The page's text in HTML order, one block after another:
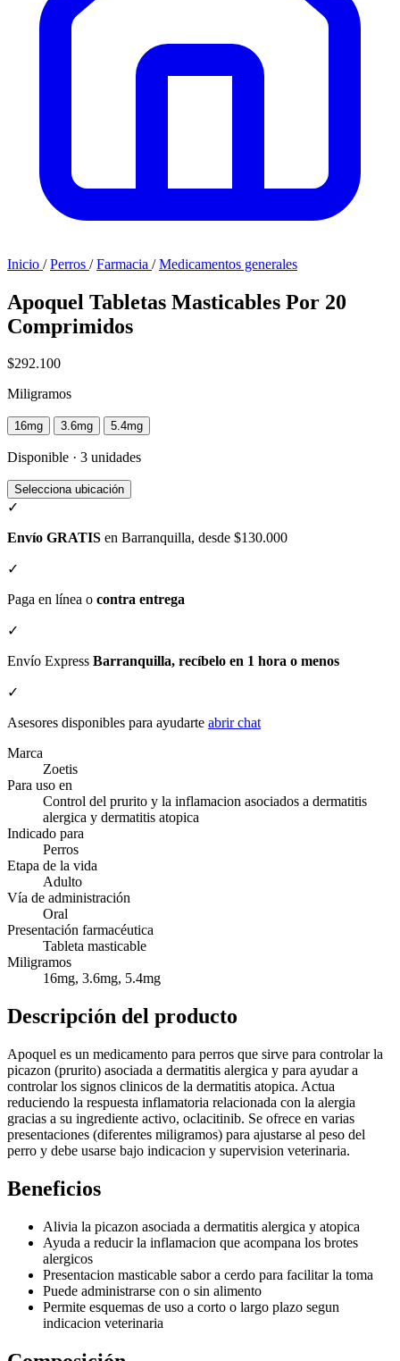
Inicio / Perros / Farmacia / Medicamentos generales
Apoquel Tabletas Masticables Por 20
Comprimidos
$292.100
Miligramos
16mg 3.6mg 5.4mg
Disponible · 3 unidades
Selecciona ubicación
✓
Envío GRATIS en Barranquilla, desde $130.000
✓
Paga en línea o contra entrega
✓
Envío Express Barranquilla, recíbelo en 1 hora o menos
✓
Asesores disponibles para ayudarte abrir chat
Marca
Zoetis
Para uso en
Control del prurito y la inflamacion asociados a dermatitis
alergica y dermatitis atopica
Indicado para
Perros
Etapa de la vida
Adulto
Vía de administración
Oral
Presentación farmacéutica
Tableta masticable
Miligramos
16mg, 3.6mg, 5.4mg
Descripción del producto
Apoquel es un medicamento para perros que sirve para controlar la
picazon (prurito) asociada a dermatitis alergica y para ayudar a
controlar los signos clinicos de la dermatitis atopica. Actua
reduciendo la respuesta inflamatoria relacionada con la alergia
gracias a su ingrediente activo, oclacitinib. Se ofrece en varias
presentaciones (diferentes miligramos) para ajustarse al peso del
perro y debe usarse bajo indicacion y supervision veterinaria.
Beneficios
Alivia la picazon asociada a dermatitis alergica y atopica
Ayuda a reducir la inflamacion que acompana los brotes
alergicos
Presentacion masticable sabor a cerdo para facilitar la toma
Puede administrarse con o sin alimento
Permite esquemas de uso a corto o largo plazo segun
indicacion veterinaria